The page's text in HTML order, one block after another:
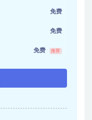
免费
免费
免费 推荐